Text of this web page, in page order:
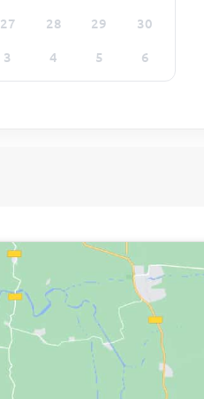
27 28 29
30
3 4 5 6